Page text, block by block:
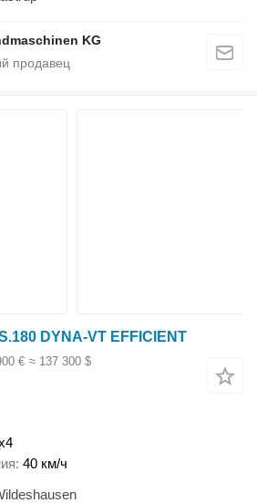
KG
DYNA-VT EFFICIENT
€ ≈ 137 300 $
40 км/ч